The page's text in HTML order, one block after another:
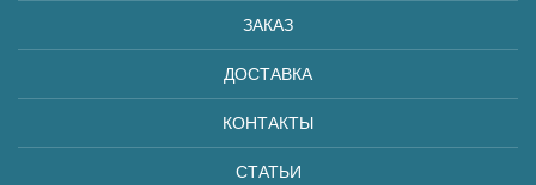
ЗАКАЗ
ДОСТАВКА
КОНТАКТЫ
СТАТЬИ